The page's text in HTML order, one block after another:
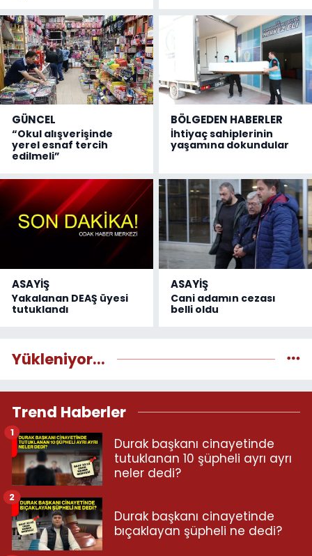
GÜNCEL
“Okul alışverişinde
yerel esnaf tercih
edilmeli”
BÖLGEDEN HABERLER
İhtiyaç sahiplerinin
yaşamına dokundular
ASAYİŞ
Yakalanan DEAŞ üyesi
tutuklandı
ASAYİŞ
Cani adamın cezası
belli oldu
Yükleniyor...
Trend Haberler
Durak başkanı cinayetinde
tutuklanan 10 şüpheli ayrı ayrı
neler dedi?
1
Durak başkanı cinayetinde
bıçaklayan şüpheli ne dedi?
2